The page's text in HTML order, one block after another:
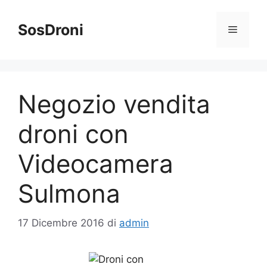
contenuto
SosDroni Menu
Negozio vendita
droni con
Videocamera
Sulmona
17 Dicembre 2016 di admin